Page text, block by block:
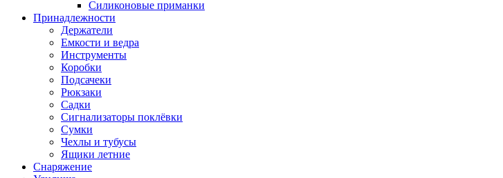
Силиконовые приманки
Принадлежности
Держатели
Емкости и ведра
Инструменты
Коробки
Подсачеки
Рюкзаки
Садки
Сигнализаторы поклёвки
Сумки
Чехлы и тубусы
Ящики летние
Снаряжение